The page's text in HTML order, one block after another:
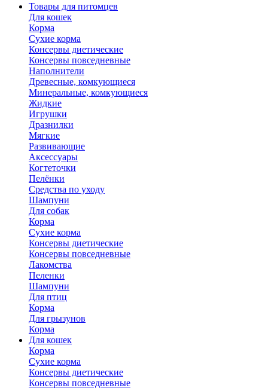
Товары для питомцев
Для кошек
Корма
Сухие корма
Консервы диетические
Консервы повседневные
Наполнители
Древесные, комкующиеся
Минеральные, комкующиеся
Жидкие
Игрушки
Дразнилки
Мягкие
Развивающие
Аксессуары
Когтеточки
Пелёнки
Средства по уходу
Шампуни
Для собак
Корма
Сухие корма
Консервы диетические
Консервы повседневные
Лакомства
Пеленки
Шампуни
Для птиц
Корма
Для грызунов
Корма
Для кошек
Корма
Сухие корма
Консервы диетические
Консервы повседневные